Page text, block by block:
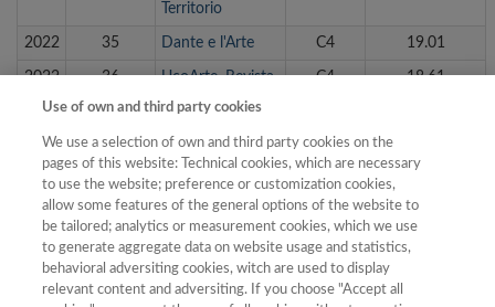
Territorio
2022 35 Dante e l'Arte C4 19.01
2022 36
UcoArte. Revista
de Teoría e
C4 18.61
37
Diferents.
Revista de
museus
C4
2022 38
ASRI. Arte y
Sociedad. Revista
de Investigación
en Arte y
C4 14.95
Use of own and third party cookies
We use a selection of own and third party cookies on the
pages of this website: Technical cookies, which are necessary
to use the website; preference or customization cookies,
allow some features of the general options of the website to
be tailored; analytics or measurement cookies, which we use
to generate aggregate data on website usage and statistics,
behavioral adversiting cookies, witch are used to display
relevant content and adversiting. If you choose "Accept all